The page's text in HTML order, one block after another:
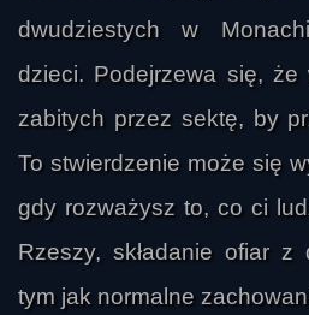
dwudziestych w
dzieci. Podejrzewa się, że
zabitych przez sektę, by
To stwierdzenie może się
gdy rozważysz to, co ci
Rzeszy, składanie ofiar
tym jak normalne